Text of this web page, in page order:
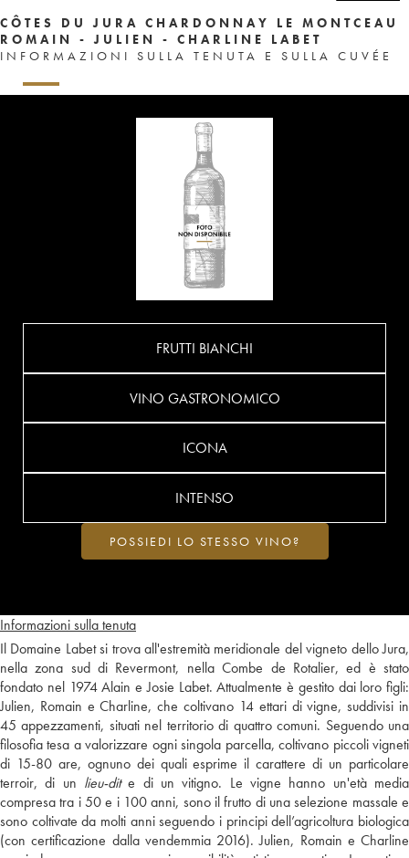
CÔTES DU JURA CHARDONNAY LE MONTCEAU
ROMAIN - JULIEN - CHARLINE LABET
INFORMAZIONI SULLA TENUTA E SULLA CUVÉE
Informazioni sulla tenuta
Il Domaine Labet si trova all'estremità meridionale del vigneto dello Jura,
nella zona sud di Revermont, nella Combe de Rotalier, ed è stato
fondato nel 1974 Alain e Josie Labet. Attualmente è gestito dai loro figli:
Julien, Romain e Charline, che coltivano 14 ettari di vigne, suddivisi in
45 appezzamenti, situati nel territorio di quattro comuni. Seguendo una
filosofia tesa a valorizzare ogni singola parcella, coltivano piccoli vigneti
di 15-80 are, ognuno dei quali esprime il carattere di un particolare
terroir, di un lieu-dite di un vitigno. Le vigne hanno un'età media
compresa tra i 50 e i 100 anni, sono il frutto di una selezione massale e
sono coltivate da molti anni seguendo i principi dell’agricoltura biologica
(con certificazione dalla vendemmia 2016). Julien, Romain e Charline
FRUTTI BIANCHI
VINO GASTRONOMICO
ICONA
INTENSO
POSSIEDI LO STESSO VINO?